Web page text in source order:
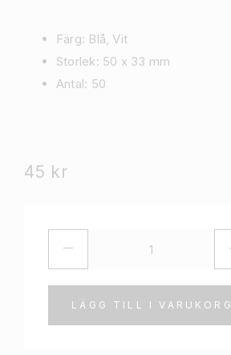
Färg: Blå, Vit
Storlek: 50 x 33 mm
Antal: 50
45 kr
LÄGG TILL I VARUKORG